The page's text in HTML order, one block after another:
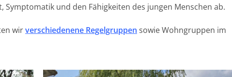
und den Fähigkeiten des jungen Menschen ab.
wirverschiedenene Regelgruppen sowie Wohngruppen im